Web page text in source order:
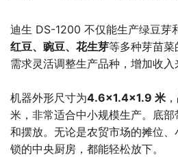
迪生 DS-1200 不仅能生产绿豆芽
红豆、豌豆、花生芽等多种芽苗
需求灵活调整生产品种，增加收入
机器外形尺寸为4.6×1.4×1.9 米
米，非常适合中小规模生产。底
和摆放。无论是农贸市场的摊位
锁的中央厨房，都能轻松放下。